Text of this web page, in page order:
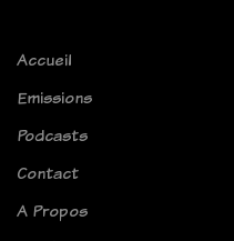
Accueil
Emissions
Podcasts
Contact
A Propos